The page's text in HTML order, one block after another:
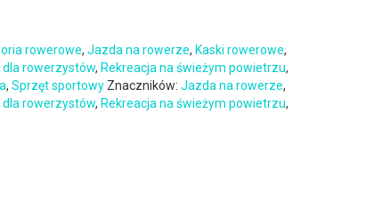
rowerowe,Jazda na rowerze, Kaski rowerowe,
dla rowerzystów, Rekreacja na świeżym powietrzu,
,Sprzęt sportowy Znaczników:Jazda na rowerze,
dla rowerzystów, Rekreacja na świeżym powietrzu,